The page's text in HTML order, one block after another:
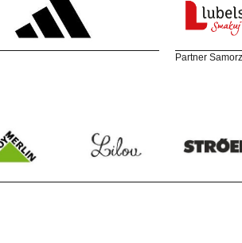
Partner